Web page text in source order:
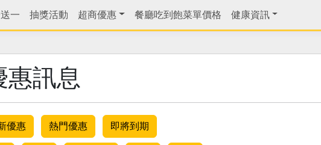
一 抽獎活動 超商優惠 餐廳吃到飽菜單價格 健康資訊
惠訊息
優惠 熱門優惠 即將到期